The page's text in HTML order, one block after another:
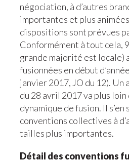
négociation, à d’autres
importantes et plus
dispositions sont prévues
Conformément à tout cela,
grande majorité est locale)
fusionnées en début
janvier 2017, JO du 12).
du 28 avril 2017 va plus
dynamique de fusion. Il
conventions collectives à
tailles plus importantes.
Détail des conventions